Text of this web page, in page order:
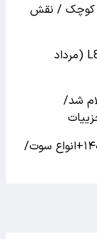
کوچک / نقش
بخشنامه فروش اقساطی لوکانو L7 و لوکانو L8 (مرداد
شد/
قیمت سکه پارسیان امروز شنبه ۱۷ مرداد ۱۴۰۵+انواع سوت/